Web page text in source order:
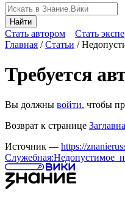
Найти
Стать автором Стать
Главная /Статьи /
Требуется
Вы должны войти, чтобы
Возврат к странице
Источник — https://